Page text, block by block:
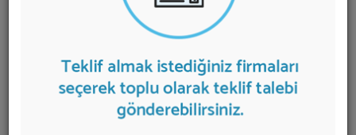
listeden seçim yapıp ya da "İlk 5 Firmadan Teklif İste"
kısmından toplu olarak teklif talebinizi firmalara
aktarabilirsiniz.